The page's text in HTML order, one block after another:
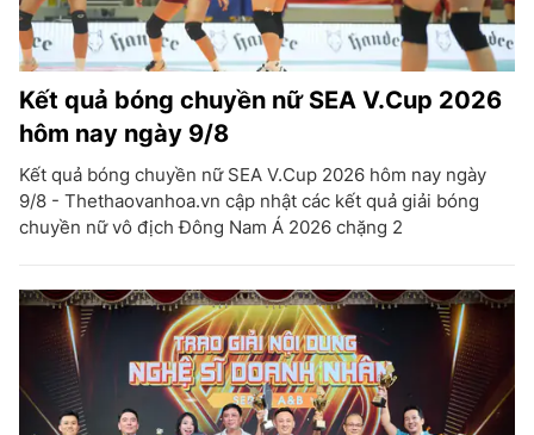
Kết quả bóng chuyền nữ SEA V.Cup 2026
hôm nay ngày 9/8
Kết quả bóng chuyền nữ SEA V.Cup 2026 hôm nay ngày
9/8 - Thethaovanhoa.vn cập nhật các kết quả giải bóng
chuyền nữ vô địch Đông Nam Á 2026 chặng 2